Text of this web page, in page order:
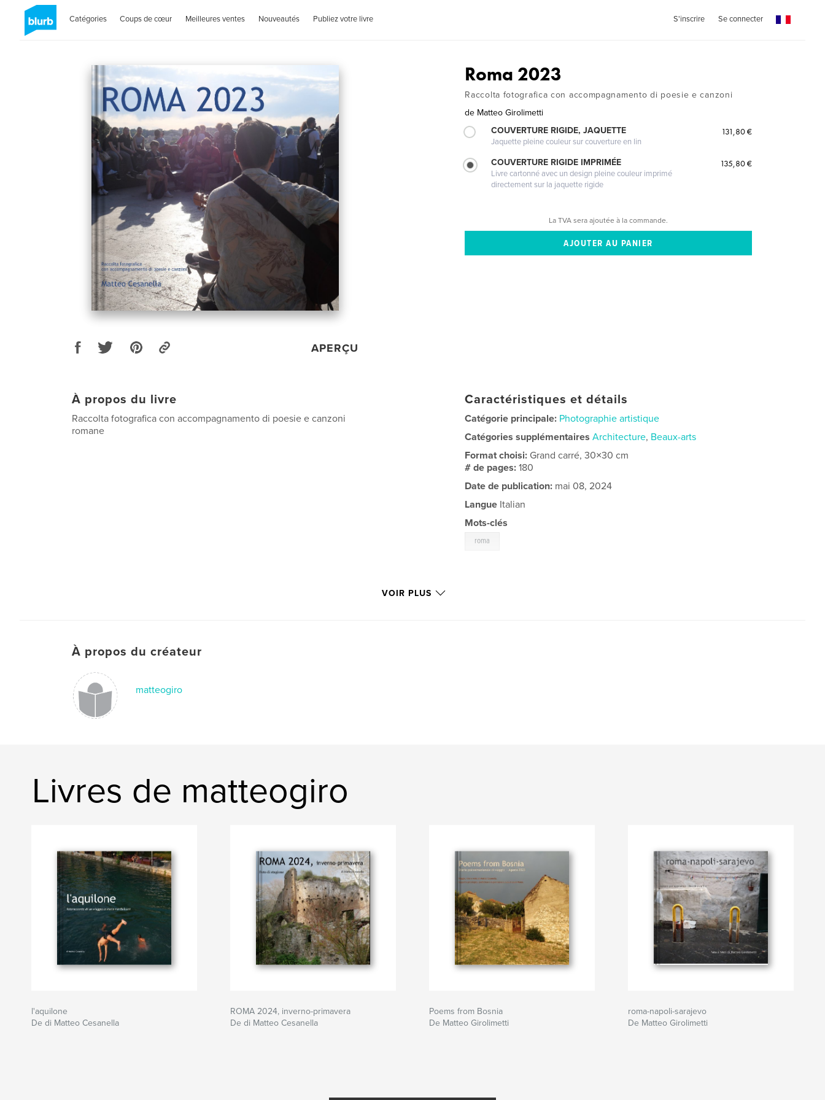
Catégories Coups de cœur Meilleures ventes Nouveautés Publiez votre livre S'inscrire Se connecter
APERÇU
Roma 2023
Raccolta fotografica con accompagnamento di poesie e canzoni
de Matteo Girolimetti
COUVERTURE RIGIDE, JAQUETTE
Jaquette pleine couleur sur couverture en lin
131,80 €
COUVERTURE RIGIDE IMPRIMÉE
Livre cartonné avec un design pleine couleur imprimé
directement sur la jaquette rigide
135,80 €
La TVA sera ajoutée à la commande.
À propos du livre
Raccolta fotografica con accompagnamento di poesie e canzoni
romane
Caractéristiques et détails
Catégorie principale: Photographie artistique
Catégories supplémentaires Architecture, Beaux-arts
Format choisi: Grand carré, 30×30 cm
# de pages:180
Date de publication: mai 08, 2024
Langue Italian
Mots-clés
roma
VOIR PLUS
À propos du créateur
matteogiro
Livres de matteogiro
l'aquilone
De di Matteo Cesanella
ROMA 2024, inverno-primavera
De di Matteo Cesanella
Poems from Bosnia
De Matteo Girolimetti
roma-napoli-sarajevo
De Matteo Girolimetti